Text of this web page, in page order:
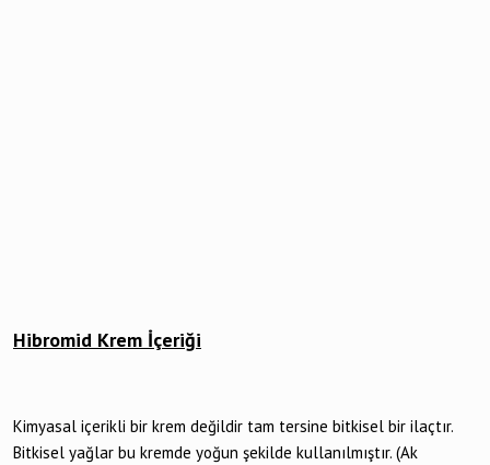
Hibromid Krem İçeriği
Kimyasal içerikli bir krem değildir tam tersine bitkisel bir ilaçtır.
Bitkisel yağlar bu kremde yoğun şekilde kullanılmıştır. (Ak